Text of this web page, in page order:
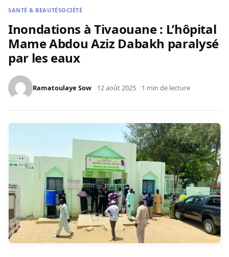
SANTÉ & BEAUTÉSOCIÉTÉ
Inondations à Tivaouane : L’hôpital
Mame Abdou Aziz Dabakh paralysé
par les eaux
Ramatoulaye Sow 12 août 2025 1 min de lecture